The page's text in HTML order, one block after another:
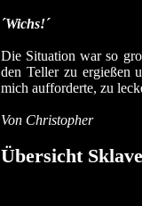
´Wichs!´
Die Situation war so
den Teller zu ergießen
mich aufforderte, zu
Von Christopher
Übersicht